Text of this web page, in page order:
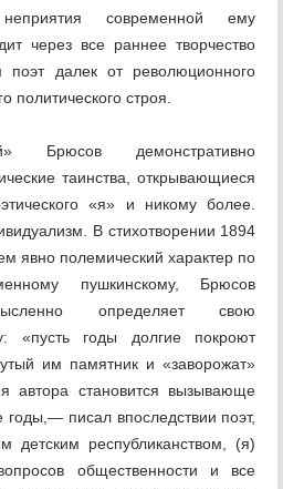
современной ему
через все раннее творчество
далек от революционного
политического строя.
Брюсов демонстративно
таинства, открывающиеся
«я» и никому более.
В стихотворении 1894
явно полемический характер по
пушкинскому, Брюсов
определяет свою
«пусть годы долгие покроют
им памятник и «заворожат»
автора становится вызывающе
писал впоследствии поэт,
детским республиканством, (я)
общественности и все